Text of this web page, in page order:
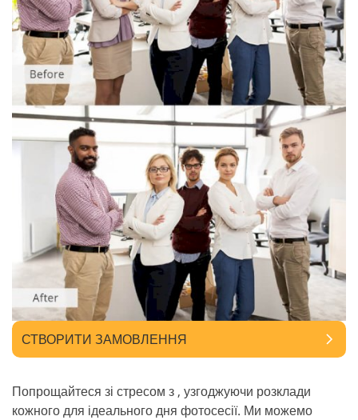
СТВОРИТИ ЗАМОВЛЕННЯ
Попрощайтеся зі стресом з , узгоджуючи розклади
кожного для ідеального дня фотосесії. Ми можемо